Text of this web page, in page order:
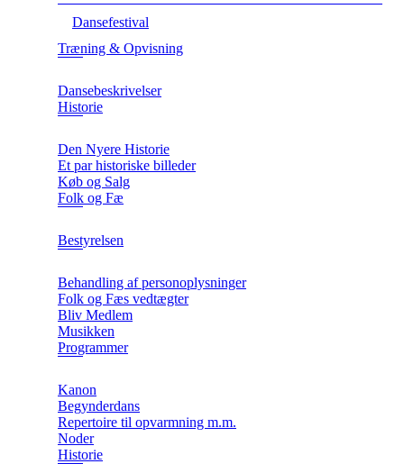
Dansefestival
Træning & Opvisning
Dansebeskrivelser
Historie
Den Nyere Historie
Et par historiske billeder
Køb og Salg
Folk og Fæ
Bestyrelsen
Behandling af personoplysninger
Folk og Fæs vedtægter
Bliv Medlem
Musikken
Programmer
Kanon
Begynderdans
Repertoire til opvarmning m.m.
Noder
Historie